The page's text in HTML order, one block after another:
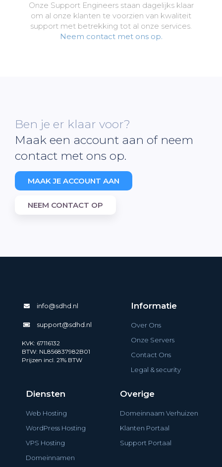
Onze Support Engineers staan dagelijks klaar
om al onze klanten te voorzien van kwaliteit
support met betrekking tot al onze services.
Neem contact met ons op.
Ben je er klaar voor?
Maak een account aan of neem
contact met ons op.
MAAK JE ACCOUNT AAN
NEEM CONTACT OP
info@sdhd.nl
support@sdhd.nl
KVK: 67116132
BTW: NL856837982B01
Prijzen incl. 21% BTW
Informatie
Over Ons
Onze Servers
Contact Ons
Legal & security
Diensten
Web Hosting
WordPress Hosting
VPS Hosting
Domeinnamen
Overige
Domeinnaam Verhuizen
Klanten Portaal
Support Portaal